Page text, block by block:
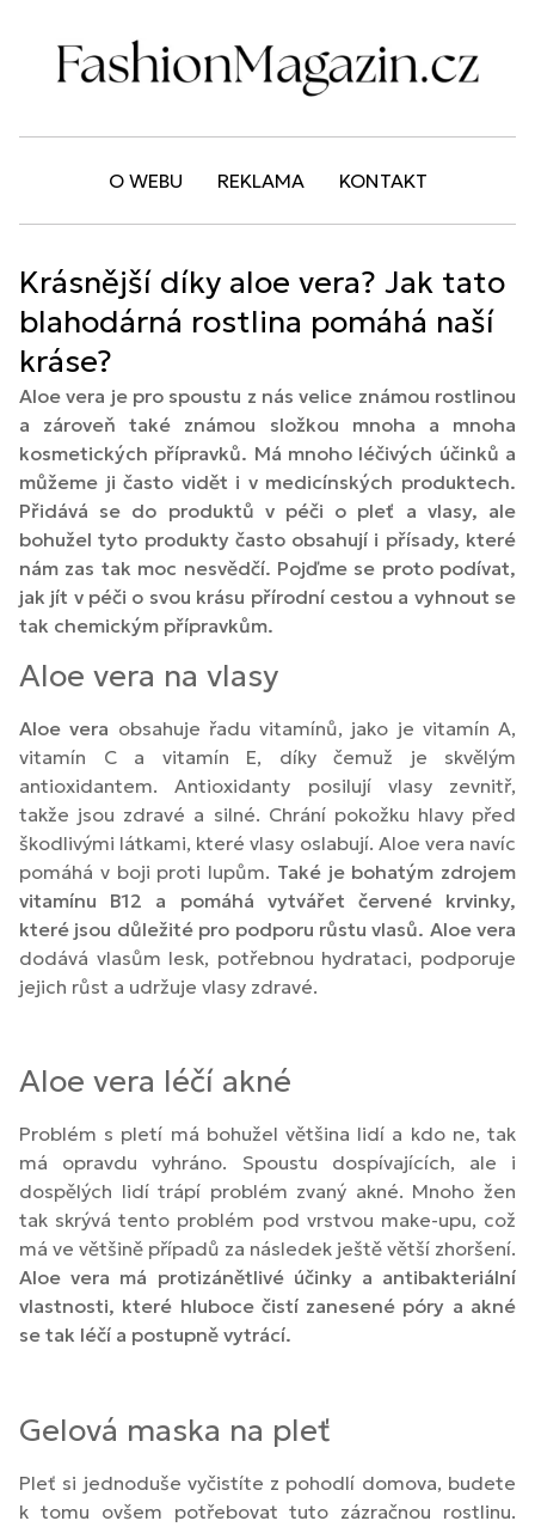
O WEBU REKLAMA KONTAKT
Krásnější díky aloe vera? Jak tato
blahodárná rostlina pomáhá naší
kráse?
Aloe vera je pro spoustu z nás velice známou rostlinou
a zároveň také známou složkou mnoha a mnoha
kosmetických přípravků. Má mnoho léčivých účinků a
můžeme ji často vidět i v medicínských produktech.
Přidává se do produktů v péči o pleť a vlasy, ale
bohužel tyto produkty často obsahují i přísady, které
nám zas tak moc nesvědčí. Pojďme se proto podívat,
jak jít v péči o svou krásu přírodní cestou a vyhnout se
tak chemickým přípravkům.
Aloe vera na vlasy
Aloe vera obsahuje řadu vitamínů, jako je vitamín A,
vitamín C a vitamín E, díky čemuž je skvělým
antioxidantem. Antioxidanty posilují vlasy zevnitř,
takže jsou zdravé a silné. Chrání pokožku hlavy před
škodlivými látkami, které vlasy oslabují. Aloe vera navíc
pomáhá v boji proti lupům. Také je bohatým zdrojem
vitamínu B12 a pomáhá vytvářet červené krvinky,
které jsou důležité pro podporu růstu vlasů. Aloe vera
dodává vlasům lesk, potřebnou hydrataci, podporuje
jejich růst a udržuje vlasy zdravé.
Aloe vera léčí akné
Problém s pletí má bohužel většina lidí a kdo ne, tak
má opravdu vyhráno. Spoustu dospívajících, ale i
dospělých lidí trápí problém zvaný akné. Mnoho žen
tak skrývá tento problém pod vrstvou make-upu, což
má ve většině případů za následek ještě větší zhoršení.
Aloe vera má protizánětlivé účinky a antibakteriální
vlastnosti, které hluboce čistí zanesené póry a akné
se tak léčí a postupně vytrácí.
Gelová maska na pleť
Pleť si jednoduše vyčistíte z pohodlí domova, budete
k tomu ovšem potřebovat tuto zázračnou rostlinu.